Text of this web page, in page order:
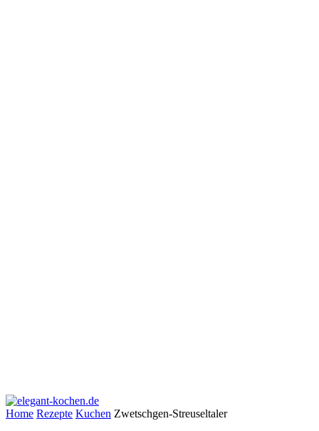
Home Rezepte Kuchen Zwetschgen-Streuseltaler